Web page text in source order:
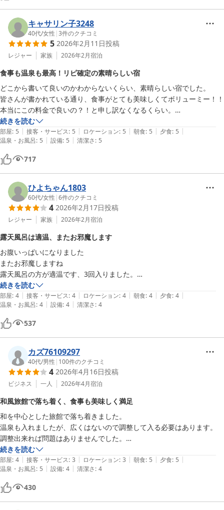
キャサリン子3248
40代/女性 |3件のクチコミ
5 2026年2月11日投稿
レジャー 家族 2026年2月宿泊
食事も温泉も最高！リピ確定の素晴らしい宿
どこから書いて良いのかわからないくらい、素晴らしい宿でした。
皆さんが書かれている通り、食事がとても美味しくてボリューミー！！
本当にこの料金で良いの？！と申し訳なくなるくらい。
お酒は持ち込み自由だし、一体どこで利益を出しているのか心配になり
ます。
朝食も美味しく、コーヒーはインスタントと挽きたての豆からドリップ
するタイプのと選べて自分で淹れることができました。
私は自分で豆をゴリゴリと挽いてみたのですが(既に挽いてあるのも置
いてました)、とても美味しいコーヒーを飲むことができて朝から幸せ
でした。
温泉は、厳選100%掛け流しの素晴らしいお湯でした。
男女別のほうは２人が限界かな？という感じの広さではありますが、無
料の貸切風呂もあるので特に不便さは感じませんでした。
建物に関しては、古さは否めませんが掃除が行き届いているので清潔感
があり快適に過ごせました。
部屋にトイレはありませんでしたが、共用トイレも清潔で全く問題なし
です。
宿の方も皆さん親切で、リピーターが多い理由がよくわかりました。
チェックアウト後は、諏訪湖一周ランのために荷物を預かっていただ
き、ありがとうございました。
快くお引き受けいただいたこと、感謝申し上げます。
また絶対に伺います！お世話になりました！
続きを読む
部屋: 5 | 接客・サービス: 5 | ロケーション: 5 | 朝食: 5 | 夕食: 5 |
温泉・お風呂: 5 | 設備: 5 | 清潔さ: 5
717
ひよちゃん1803
60代/女性 |6件のクチコミ
4 2026年2月17日投稿
レジャー 家族 2026年2月宿泊
露天風呂は適温、またお邪魔します
お腹いっぱいになりました
またお邪魔しますね
露天風呂の方が適温です、3回入りました。
次回は諏訪湖の周りのウォーキングをしてみたいと思いました、4時間
続きを読む
部屋: 4 | 接客・サービス: 4 | ロケーション: 4 | 朝食: 4 | 夕食: 4 |
温泉・お風呂: 4 | 設備: 4 | 清潔さ: 4
537
カズ76109297
40代/男性 | 100件のクチコミ
4 2026年4月16日投稿
ビジネス 一人 2026年4月宿泊
和風旅館で落ち着く、食事も美味しく満足
和を中心とした旅館で落ち着きました。
温泉も入れましたが、広くはないので調整して入る必要はあります。
調整出来れば問題はありませんでした。
朝晩御飯とても和食で有り難くボリューム満点でした！
とても美味しく頂きました。
また、近場に用事がある時は行きたい場所です。
※駐車場🅿️は少なく不安はありますが、案内してくれました。
続きを読む
部屋: 4 | 接客・サービス: 3 | ロケーション: 3 | 朝食: 5 | 夕食: 5 |
温泉・お風呂: 5 | 設備: 4 | 清潔さ: 4
430